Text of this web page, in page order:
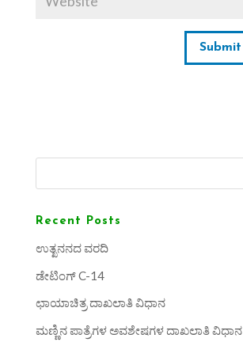
Recent Posts
ಉತ್ಖನನದ ವರದಿ
ಡೇಟಿಂಗ್ C-14
ಛಾಯಾಚಿತ್ರ ದಾಖಲಾತಿ ವಿಧಾನ
ಮಣ್ಣಿನ ಪಾತ್ರೆಗಳ ಅವಶೇಷಗಳ ದಾಖಲಾತಿ ವಿಧಾನ